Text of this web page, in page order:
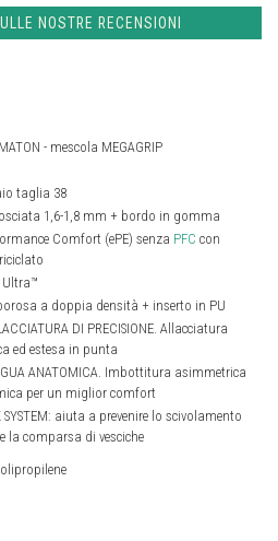
NOSTRE RECENSIONI
- mescola MEGAGRIP
taglia 38
1,6-1,8 mm + bordo in gomma
Comfort (ePE) senza PFC con
a doppia densità + inserto in PU
DI PRECISIONE. Allacciatura
ed estesa in punta
ANATOMICA. Imbottitura asimmetrica
per un miglior comfort
SYSTEM: aiuta a prevenire lo scivolamento
la comparsa di vesciche